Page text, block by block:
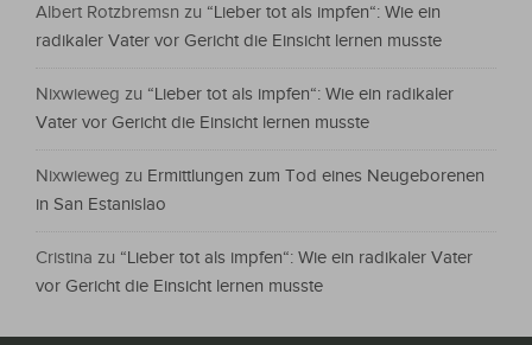
Albert Rotzbremsn zu “Lieber tot als impfen“: Wie ein
radikaler Vater vor Gericht die Einsicht lernen musste
Nixwieweg zu “Lieber tot als impfen“: Wie ein radikaler
Vater vor Gericht die Einsicht lernen musste
Nixwieweg zu Ermittlungen zum Tod eines Neugeborenen
in San Estanislao
Cristina zu “Lieber tot als impfen“: Wie ein radikaler Vater
vor Gericht die Einsicht lernen musste